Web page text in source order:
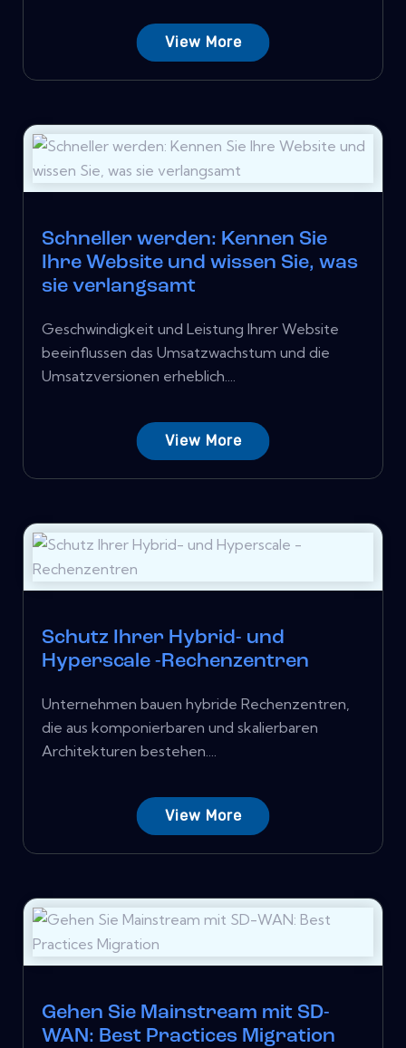
View More
Schneller werden: Kennen Sie
Ihre Website und wissen Sie, was
sie verlangsamt
Geschwindigkeit und Leistung Ihrer Website
beeinflussen das Umsatzwachstum und die
Umsatzversionen erheblich....
View More
Schutz Ihrer Hybrid- und
Hyperscale -Rechenzentren
Unternehmen bauen hybride Rechenzentren,
die aus komponierbaren und skalierbaren
Architekturen bestehen....
View More
Gehen Sie Mainstream mit SD-
WAN: Best Practices Migration